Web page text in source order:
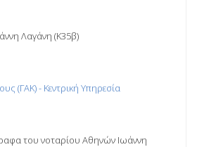
Λαγάνη (Κ35β)
(ΓΑΚ) - Κεντρική Υπηρεσία
του νοταρίου Αθηνών Ιωάννη